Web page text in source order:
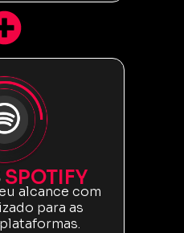
SPOTIFY
alcance com
para as